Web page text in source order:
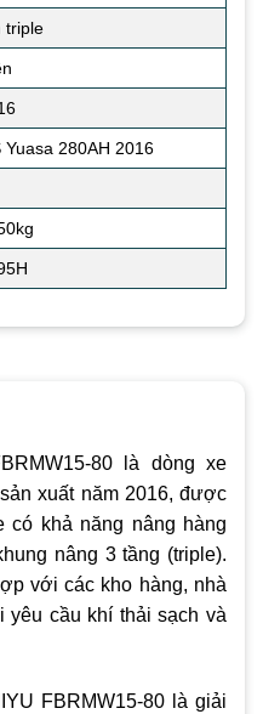
triple
Yuasa 280AH 2016
80 là dòng xe
xuất năm 2016, được
có khả năng nâng hàng
nâng 3 tầng (triple).
với các kho hàng, nhà
yêu cầu khí thải sạch và
FBRMW15-80 là giải